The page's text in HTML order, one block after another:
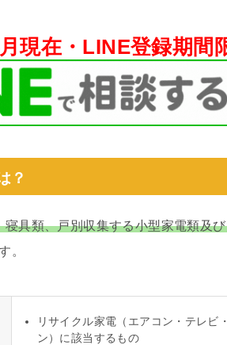
現在・ LINE登録期間
？
具類、戸別収集する小型家電類及
。
リサイクル家電（エアコン・テレビ
ン）に該当するもの